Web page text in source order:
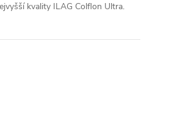
kvality ILAG Colflon Ultra.